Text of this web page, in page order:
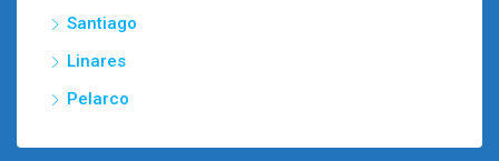
Santiago
Linares
Pelarco